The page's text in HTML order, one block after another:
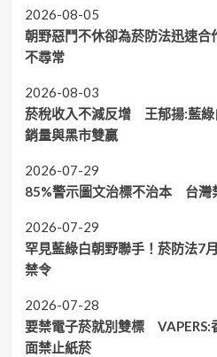
2026-08-05
朝野惡鬥不休卻為菸防法迅速
不尋常
2026-08-03
菸稅收入不減反增 王郁揚:藍綠
銷量與黑市雙贏
2026-07-29
85%警示圖文治標不治本 台灣
2026-07-29
罕見藍綠白朝野聯手！菸防法7
禁令
2026-07-28
要禁電子菸就別雙標 VAPERS:
面禁止紙菸